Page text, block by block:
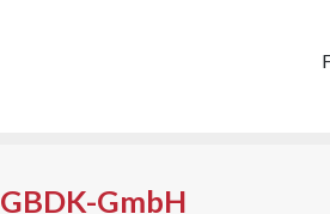
GBDK-GmbH